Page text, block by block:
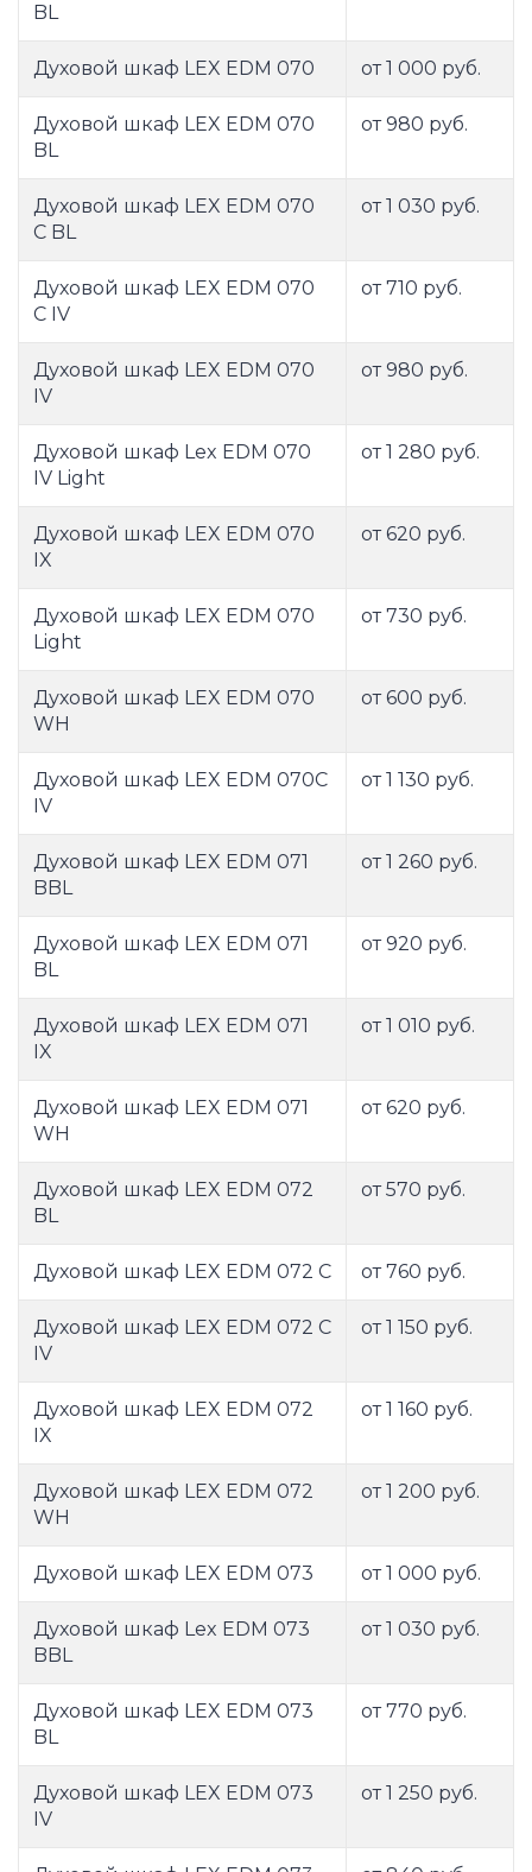
BL
Духовой шкаф LEX EDM 070 от 1 000 руб.
Духовой шкаф LEX EDM 070
BL
от 980 руб.
Духовой шкаф LEX EDM 070
C BL
от 1 030 руб.
Духовой шкаф LEX EDM 070
C IV
от 710 руб.
Духовой шкаф LEX EDM 070
IV
от 980 руб.
Духовой шкаф Lex EDM 070
IV Light
от 1 280 руб.
Духовой шкаф LEX EDM 070
IX
от 620 руб.
Духовой шкаф LEX EDM 070
Light
от 730 руб.
Духовой шкаф LEX EDM 070
WH
от 600 руб.
Духовой шкаф LEX EDM 070C
IV
от 1 130 руб.
Духовой шкаф LEX EDM 071
BBL
от 1 260 руб.
Духовой шкаф LEX EDM 071
BL
от 920 руб.
Духовой шкаф LEX EDM 071
IX
от 1 010 руб.
Духовой шкаф LEX EDM 071
WH
от 620 руб.
Духовой шкаф LEX EDM 072
BL
от 570 руб.
Духовой шкаф LEX EDM 072 C от 760 руб.
Духовой шкаф LEX EDM 072 C
IV
от 1 150 руб.
Духовой шкаф LEX EDM 072
IX
от 1 160 руб.
Духовой шкаф LEX EDM 072
WH
от 1 200 руб.
Духовой шкаф LEX EDM 073 от 1 000 руб.
Духовой шкаф Lex EDM 073
BBL
от 1 030 руб.
Духовой шкаф LEX EDM 073
BL
от 770 руб.
Духовой шкаф LEX EDM 073
IV
от 1 250 руб.